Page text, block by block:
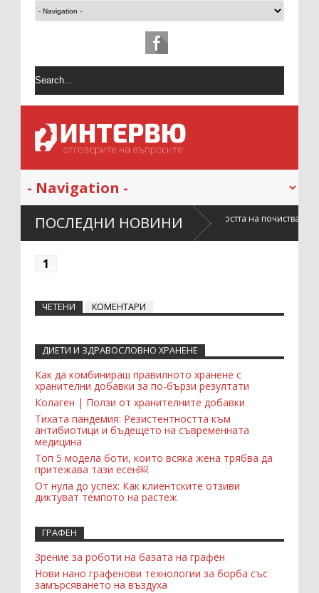
ПОСЛЕДНИ НОВИНИ
на жилището влияе върху сложността на почистването след
1
ЧЕТЕНИ КОМЕНТАРИ
Recent Comments Widget
ДИЕТИ И ЗДРАВОСЛОВНО ХРАНЕНЕ
Как да комбинираш правилното хранене с
хранителни добавки за по-бързи резултати
Колаген | Ползи от хранителните добавки
Тихата пандемия: Резистентността към
антибиотици и бъдещето на съвременната
медицина
Топ 5 модела боти, които всяка жена трябва да
притежава тази есен￼
От нула до успех: Как клиентските отзиви
диктуват темпото на растеж
ГРАФЕН
Зрение за роботи на базата на графен
Нови нано графенови технологии за борба със
замърсяването на въздуха